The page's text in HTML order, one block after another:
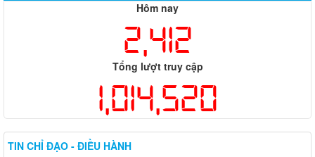
Hôm nay
2,412
Tổng lượt truy cập
1,014,520
TIN CHỈ ĐẠO - ĐIỀU HÀNH